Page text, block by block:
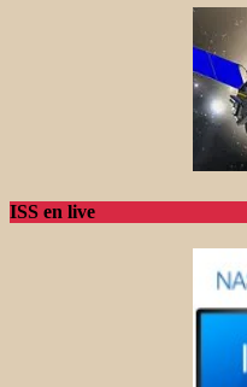
ISS en live